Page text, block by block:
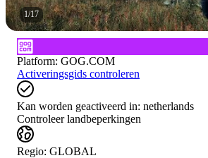
1/17
Platform: GOG.COM
Activeringsgids controleren
Kan worden geactiveerd in: netherlands
Controleer landbeperkingen
Regio: GLOBAL